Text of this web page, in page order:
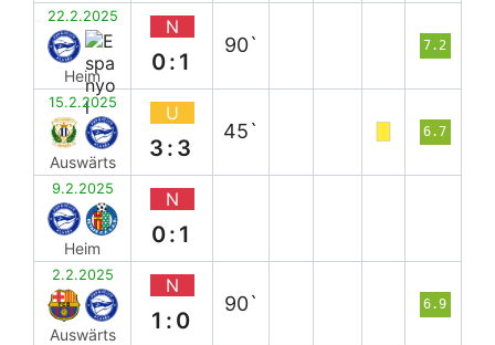
22.2.2025
Heim
N
0:1
90` 7.2
15.2.2025
Auswärts
U
3:3
45` 6.7
9.2.2025
Heim
N
0:1
2.2.2025
Auswärts
N
1:0
90` 6.9